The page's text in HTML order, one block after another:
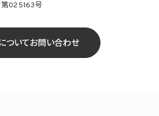
第025163号
ついてお問い合わせ